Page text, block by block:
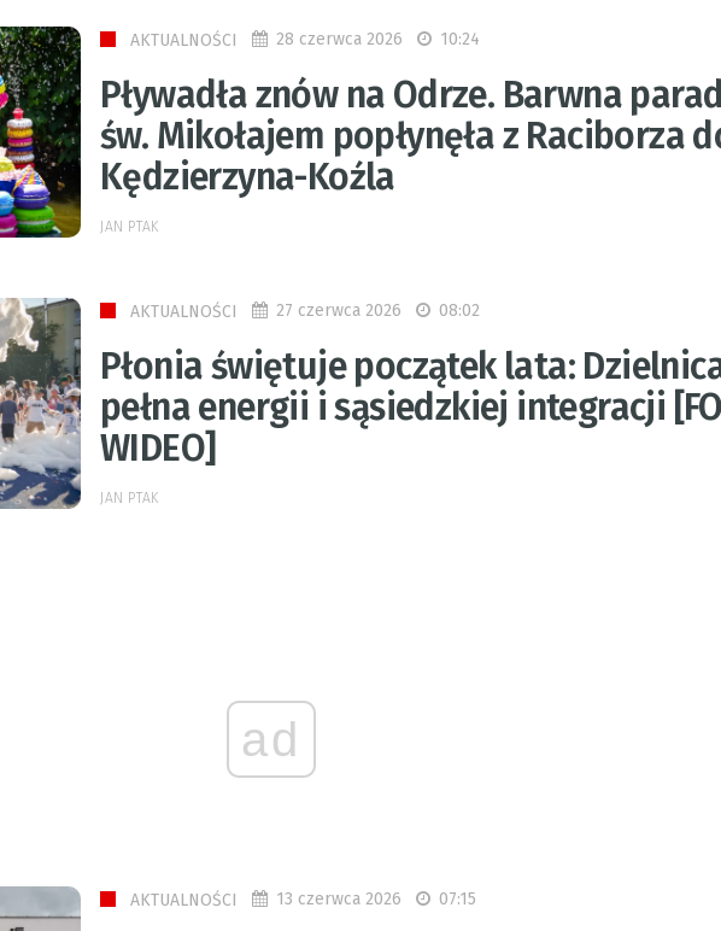
AKTUALNOŚCI 28 czerwca 2026 10:24
Pływadła znów na Odrze. Barwna
św. Mikołajem popłynęła z Raciborza
Kędzierzyna-Koźla
JAN PTAK
AKTUALNOŚCI 27 czerwca 2026 08:02
Płonia świętuje początek lata:
pełna energii i sąsiedzkiej integracji
WIDEO]
JAN PTAK
ad
AKTUALNOŚCI 13 czerwca 2026 07:15